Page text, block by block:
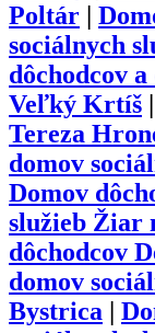
Poltár
sociálnych
dôchodcov
Veľký Krtíš
Tereza
domov
Domov
služieb Žiar
dôchodcov
domov
Bystrica